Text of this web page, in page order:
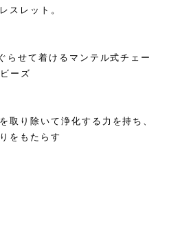
スレット。
らせて着けるマンテル式チェー
ーズ
取り除いて浄化する力を持ち、
をもたらす